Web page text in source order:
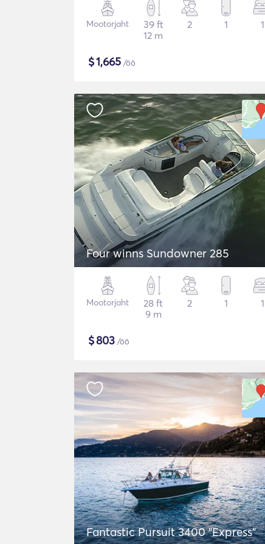
Mootorjaht
39 ft
12 m
2 1 1
$1,665 /öö
Four winns Sundowner 285
Mootorjaht
28 ft
9 m
2 1 1
$803 /öö
Fantastic Pursuit 3400 "Express"